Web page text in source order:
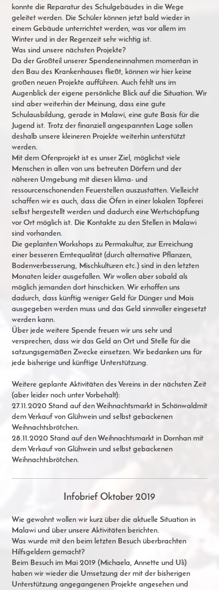
konnte die Reparatur des Schulgebäudes in die Wege
geleitet werden. Die Schüler können jetzt bald wieder in
einem Gebäude unterrichtet werden, was vor allem im
Winter und in der Regenzeit sehr wichtig ist.
Was sind unsere nächsten Projekte?
Da der Großteil unserer Spendeneinnahmen momentan in
den Bau des Krankenhauses fließt, können wir hier keine
großen neuen Projekte aufführen. Auch fehlt uns im
Augenblick der eigene persönliche Blick auf die Situation. Wir
sind aber weiterhin der Meinung, dass eine gute
Schulausbildung, gerade in Malawi, eine gute Basis für die
Jugend ist. Trotz der finanziell angespannten Lage sollen
deshalb unsere kleineren Projekte weiterhin unterstützt
werden.
Mit dem Ofenprojekt ist es unser Ziel, möglichst viele
Menschen in allen von uns betreuten Dörfern und der
näheren Umgebung mit diesen klima- und
ressourcenschonenden Feuerstellen auszustatten. Vielleicht
schaffen wir es auch, dass die Öfen in einer lokalen Töpferei
selbst hergestellt werden und dadurch eine Wertschöpfung
vor Ort möglich ist. Die Kontakte zu den Stellen in Malawi
sind vorhanden.
Die geplanten Workshops zu Permakultur, zur Erreichung
einer besseren Erntequalität (durch alternative Pflanzen,
Bodenverbesserung, Mischkulturen etc.) sind in den letzten
Monaten leider ausgefallen. Wir wollen aber sobald als
möglich jemanden dort hinschicken. Wir erhoffen uns
dadurch, dass künftig weniger Geld für Dünger und Mais
ausgegeben werden muss und das Geld sinnvoller eingesetzt
werden kann.
Über jede weitere Spende freuen wir uns sehr und
versprechen, dass wir das Geld an Ort und Stelle für die
satzungsgemäßen Zwecke einsetzen. Wir bedanken uns für
jede bisherige und künftige Unterstützung.
Weitere geplante Aktivitäten des Vereins in der nächsten Zeit
(aber leider noch unter Vorbehalt):
27.11.2020 Stand auf den Weihnachtsmarkt in Schönwaldmit
dem Verkauf von Glühwein und selbst gebackenen
Weihnachtsbrötchen.
28.11.2020 Stand auf den Weihnachtsmarkt in Dornhan mit
dem Verkauf von Glühwein und selbst gebackenen
Weihnachtsbrötchen.
Infobrief Oktober 2019
Wie gewohnt wollen wir kurz über die aktuelle Situation in
Malawi und über unsere Aktivitäten berichten.
Was wurde mit den beim letzten Besuch überbrachten
Hilfsgeldern gemacht?
Beim Besuch im Mai 2019 (Michaela, Annette und Uli)
haben wir wieder die Umsetzung der mit der bisherigen
Unterstützung angegangenen Projekte angesehen und